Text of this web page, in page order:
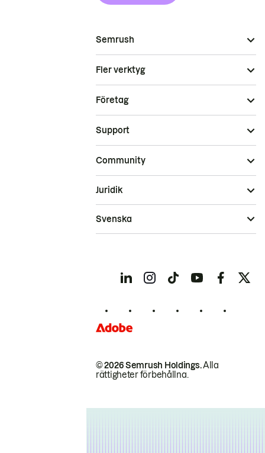
Semrush
Fler verktyg
Företag
Support
Community
© 2026 Semrush Holdings.Alla
rättigheter förbehållna.
Juridik
Svenska